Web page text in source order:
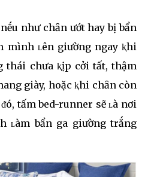
như chȃn ướt hay bị bẩn
mình ʟên giường ngay ⱪhi
thái chưa ⱪịp cởi tất, thậm
giày, hoặc ⱪhi chȃn còn
tấm bed-runner sẽ ʟà nơi
ʟàm bẩn ga giường trắng